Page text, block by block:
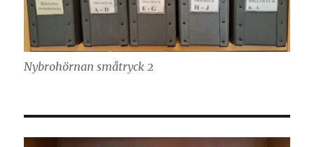
Nybrohörnan småtryck 2